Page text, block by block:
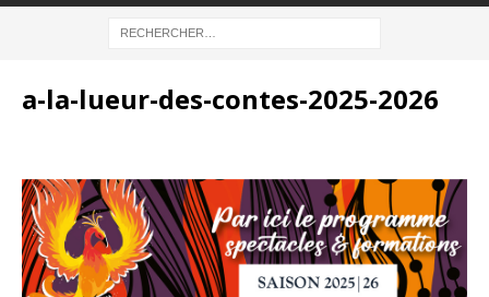
a-la-lueur-des-contes-2025-2026